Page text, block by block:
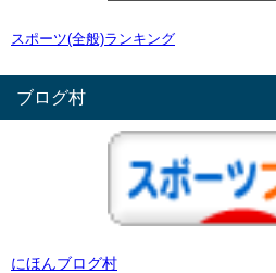
スポーツ(全般)ランキング
ブログ村
にほんブログ村